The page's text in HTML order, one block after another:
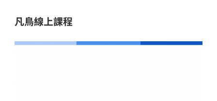
址
凡鳥線上課程